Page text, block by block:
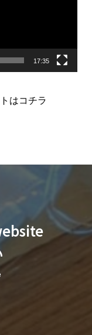
17:35
はコチラ